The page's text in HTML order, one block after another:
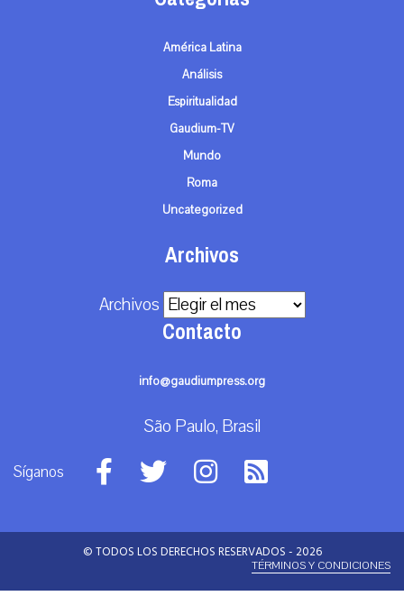
América Latina
Análisis
Espiritualidad
Gaudium-TV
Mundo
Roma
Uncategorized
Archivos
Archivos
Contacto
info@gaudiumpress.org
São Paulo, Brasil
Síganos
© TODOS LOS DERECHOS RESERVADOS - 2026
TÉRMINOS Y CONDICIONES